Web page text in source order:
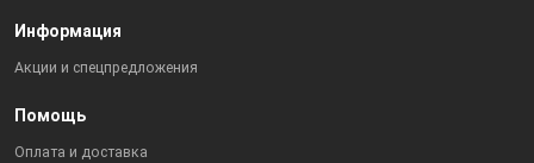
Информация
Акции и спецпредложения
Помощь
Оплата и доставка